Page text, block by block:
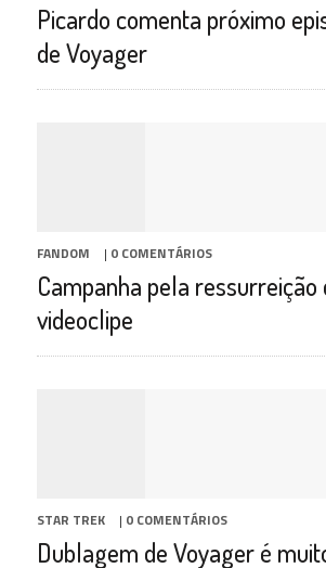
Picardo comenta próximo
de Voyager
FANDOM | 0 COMENTÁRIOS
Campanha pela
videoclipe
STAR TREK | 0 COMENTÁRIOS
Dublagem de Voyager é